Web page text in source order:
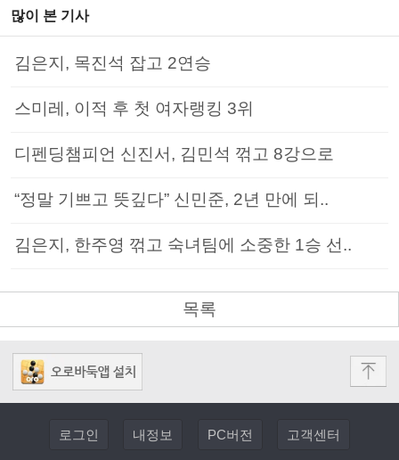
많이 본 기사
김은지, 목진석 잡고 2연승
스미레, 이적 후 첫 여자랭킹 3위
디펜딩챔피언 신진서, 김민석 꺾고 8강으로
“정말 기쁘고 뜻깊다” 신민준, 2년 만에 되..
김은지, 한주영 꺾고 숙녀팀에 소중한 1승 선..
목록
로그인 내정보 PC버전 고객센터